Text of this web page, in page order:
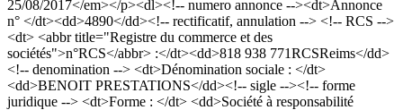
25/08/2017</em></p><dl><!-- numero annonce --><dt>Annonce
n° </dt><dd>4890</dd><!-- rectificatif, annulation --> <!-- RCS -->
<dt> <abbr title="Registre du commerce et des
sociétés">n°RCS</abbr> :</dt><dd>818 938 771RCSReims</dd>
<!-- denomination --> <dt>Dénomination sociale : </dt>
<dd>BENOIT PRESTATIONS</dd><!-- sigle --><!-- forme
juridique --> <dt>Forme : </dt> <dd>Société à responsabilité